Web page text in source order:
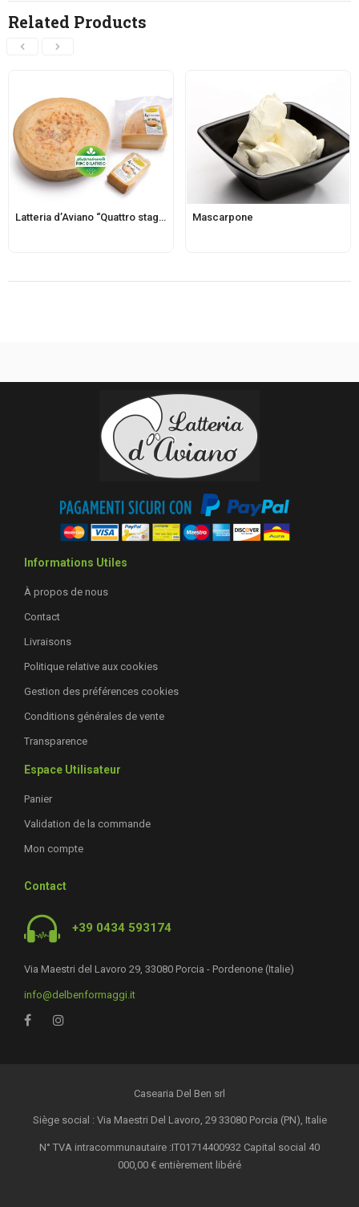
Related Products
Latteria d’Aviano “Quattro stagioni” Mascarpone
Informations Utiles
À propos de nous
Contact
Livraisons
Politique relative aux cookies
Gestion des préférences cookies
Conditions générales de vente
Transparence
Espace Utilisateur
Panier
Validation de la commande
Mon compte
Contact
+39 0434 593174
Via Maestri del Lavoro 29, 33080 Porcia - Pordenone (Italie)
info@delbenformaggi.it
Casearia Del Ben srl
Siège social : Via Maestri Del Lavoro, 29 33080 Porcia (PN), Italie
N° TVA intracommunautaire :IT01714400932 Capital social 40
000,00 € entièrement libéré